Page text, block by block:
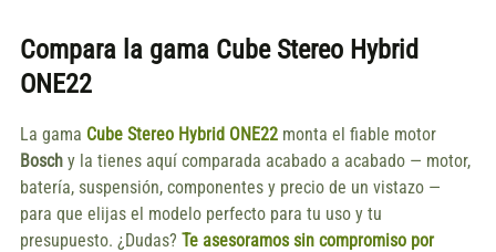
Compara la gama Cube Stereo Hybrid
ONE22
La gama Cube Stereo Hybrid ONE22monta el fiable motor
Boschy la tienes aquí comparada acabado a acabado — motor,
batería, suspensión, componentes y precio de un vistazo —
para que elijas el modelo perfecto para tu uso y tu
presupuesto. ¿Dudas? Te asesoramos sin compromiso por